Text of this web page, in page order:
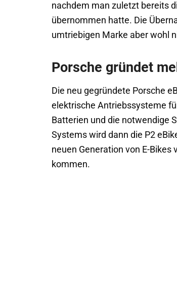
nachdem man zuletzt bereits
übernommen hatte. Die
umtriebigen Marke aber wohl
Porsche gründet
Die neu gegründete Porsche
elektrische Antriebssysteme
Batterien und die notwendige
Systems wird dann die P2
neuen Generation von E-
kommen.